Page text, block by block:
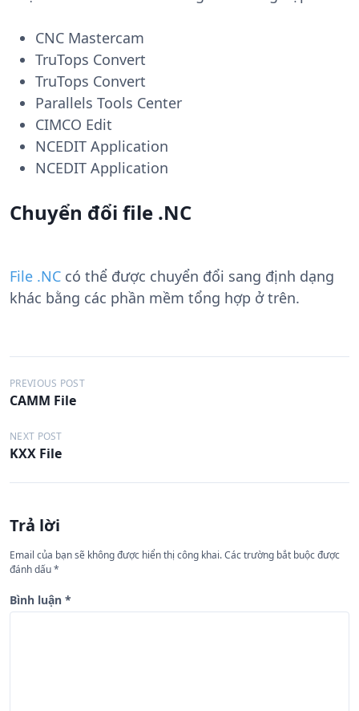
CNC Mastercam
TruTops Convert
TruTops Convert
Parallels Tools Center
CIMCO Edit
NCEDIT Application
NCEDIT Application
Chuyển đổi file .NC
File .NC có thể được chuyển đổi sang định dạng
khác bằng các phần mềm tổng hợp ở trên.
Đ
i
ề
u
h
ớ
n
g
b
PREVIOUS POST
CAMM File
NEXT POST
KXX File
Trả lời
Email của bạn sẽ không được hiển thị công khai.Các trường bắt buộc được
đánh dấu*
Bình luận *